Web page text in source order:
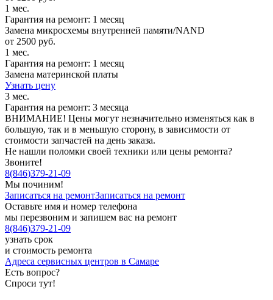
1 мес.
Гарантия на ремонт: 1 месяц
Замена микросхемы внутренней памяти/NAND
от 2500 руб.
1 мес.
Гарантия на ремонт: 1 месяц
Замена материнской платы
Узнать цену
3 мес.
Гарантия на ремонт: 3 месяца
ВНИМАНИЕ! Цены могут незначительно изменяться как в
большую, так и в меньшую сторону, в зависимости от
стоимости запчастей на день заказа.
Не нашли поломки своей техники или цены ремонта?
Звоните!
8(846)379-21-09
Мы починим!
Записаться на ремонтЗаписаться на ремонт
Оставьте имя и номер телефона
мы перезвоним и запишем вас на ремонт
8(846)379-21-09
узнать срок
и стоимость ремонта
Адреса сервисных центров в Самаре
Есть вопрос?
Спроси тут!